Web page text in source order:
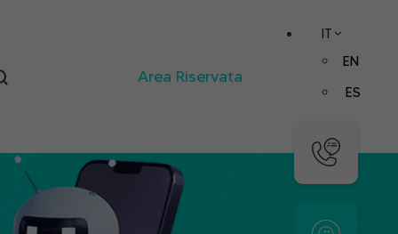
Area Riservata
IT
EN
ES